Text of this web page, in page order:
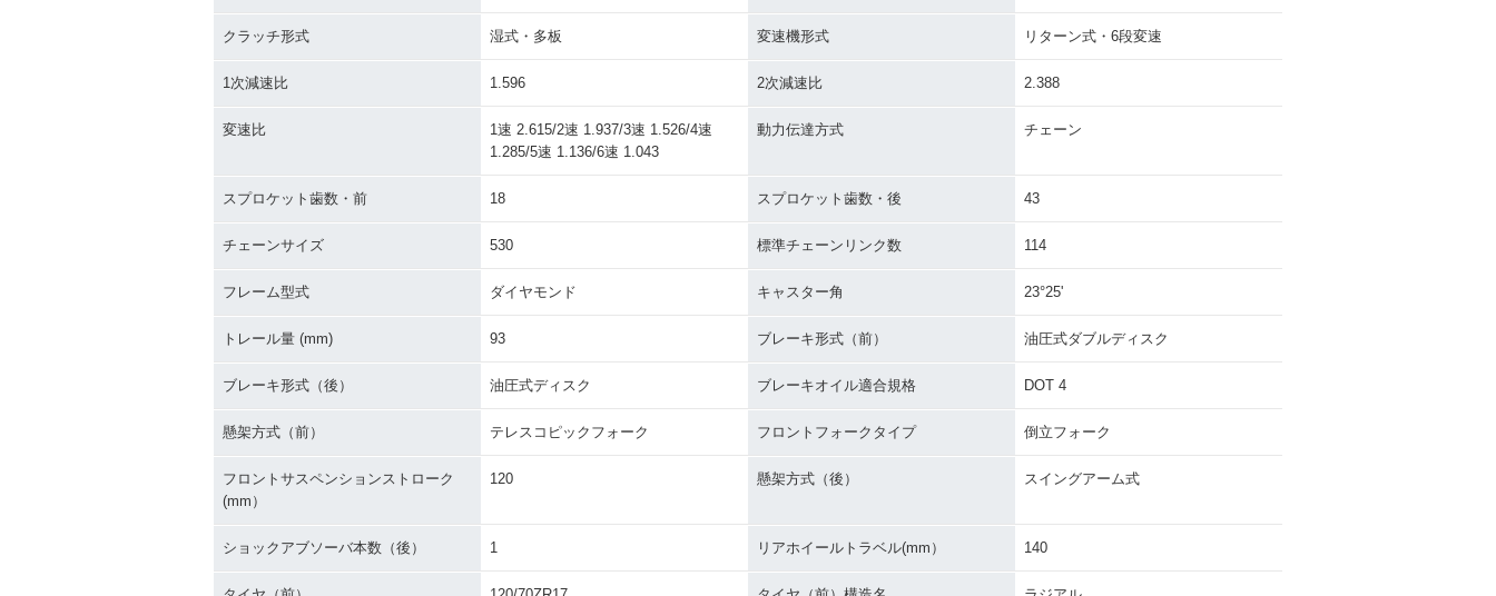
クラッチ形式 湿式・多板 変速機形式 リターン式・6段変速
1次減速比 1.596 2次減速比 2.388
変速比
1速 2.615/2速 1.937/3速 1.526/4速
1.285/5速 1.136/6速 1.043
動力伝達方式 チェーン
スプロケット歯数・前 18 スプロケット歯数・後 43
チェーンサイズ 530 標準チェーンリンク数 114
フレーム型式 ダイヤモンド キャスター角 23°25'
トレール量 (mm) 93 ブレーキ形式（前） 油圧式ダブルディスク
ブレーキ形式（後） 油圧式ディスク ブレーキオイル適合規格 DOT 4
懸架方式（前） テレスコピックフォーク フロントフォークタイプ 倒立フォーク
フロントサスペンションストローク
(mm）
120 懸架方式（後） スイングアーム式
ショックアブソーバ本数（後） 1 リアホイールトラベル(mm） 140